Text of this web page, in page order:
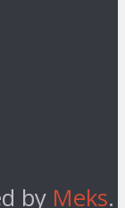
by Meks.